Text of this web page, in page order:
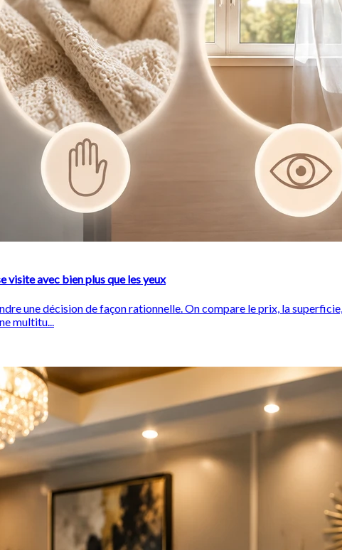
visite avec bien plus que les yeux
une décision de façon rationnelle. On compare le prix, la
multitu...